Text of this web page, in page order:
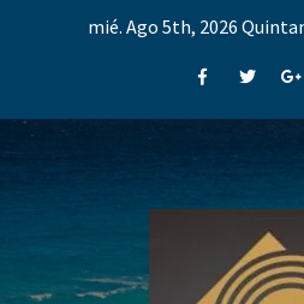
mié. Ago 5th, 2026
FacebookTwitter